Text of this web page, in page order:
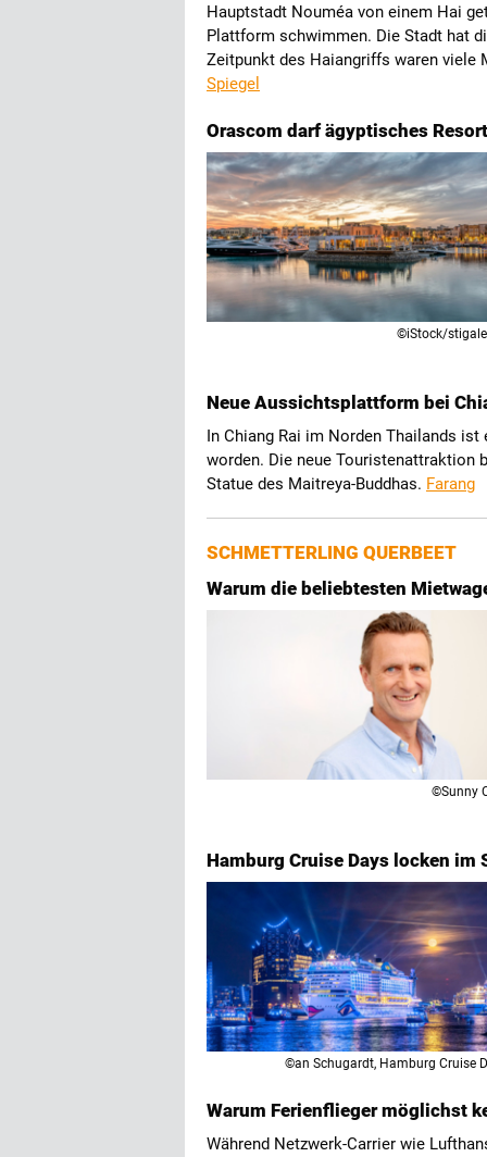
Hauptstadt Nouméa von einem Hai
Plattform schwimmen. Die Stadt hat
Zeitpunkt des Haiangriffs waren viele
Spiegel
Orascom darf ägyptisches
©iStock/
Neue Aussichtsplattform bei
In Chiang Rai im Norden Thailands
worden. Die neue Touristenattraktion
Statue des Maitreya-Buddhas. Farang
SCHMETTERLING QUERBEET
Warum die beliebtesten
©Sunny
Hamburg Cruise Days locken
©an Schugardt, Hamburg Cruise
Warum Ferienflieger möglichst
Während Netzwerk-Carrier wie